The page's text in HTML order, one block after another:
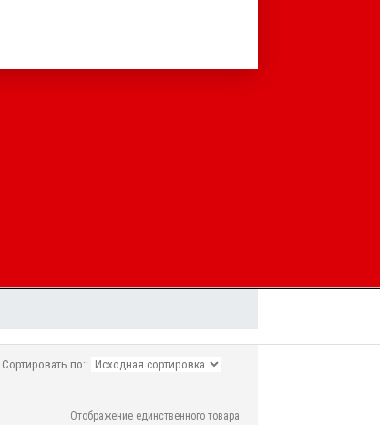
Сортировать по::
Отображение единственного товара